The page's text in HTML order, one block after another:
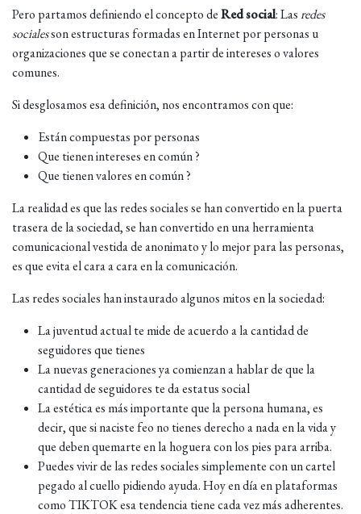
Pero partamos definiendo el concepto deRed social: Lasredes
socialesson estructuras formadas en Internet por personas u
organizaciones que se conectan a partir de intereses o valores
comunes.
Si desglosamos esa definición, nos encontramos con que:
Están compuestas por personas
Que tienen intereses en común ?
Que tienen valores en común ?
La realidad es que las redes sociales se han convertido en la puerta
trasera de la sociedad, se han convertido en una herramienta
comunicacional vestida de anonimato y lo mejor para las personas,
es que evita el cara a cara en la comunicación.
Las redes sociales han instaurado algunos mitos en la sociedad:
La juventud actual te mide de acuerdo a la cantidad de
seguidores que tienes
La nuevas generaciones ya comienzan a hablar de que la
cantidad de seguidores te da estatus social
La estética es más importante que la persona humana, es
decir, que si naciste feo no tienes derecho a nada en la vida y
que deben quemarte en la hoguera con los pies para arriba.
Puedes vivir de las redes sociales simplemente con un cartel
pegado al cuello pidiendo ayuda. Hoy en día en plataformas
como TIKTOK esa tendencia tiene cada vez más adherentes.